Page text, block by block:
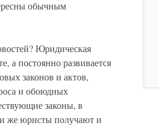
обычным
Юридическая
а постоянно развивается
законов и актов,
и обоюдных
законы, в
же юристы получают и